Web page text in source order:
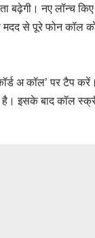
नए लॉन्च किए
से पूरे फोन कॉल
अ कॉल’ पर टैप
है। इसके बाद कॉल